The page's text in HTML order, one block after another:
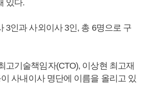
있다.
3인과 사외이사 3인, 총 6명으로 구
고기술책임자(CTO), 이상현 최고재
사내이사 명단에 이름을 올리고 있